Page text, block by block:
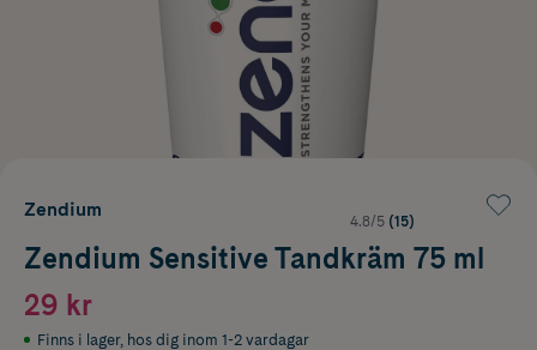
Zendium
4.8/5 (15)
Zendium Sensitive Tandkräm 75 ml
29 kr
Finns i lager, hos dig inom 1-2 vardagar